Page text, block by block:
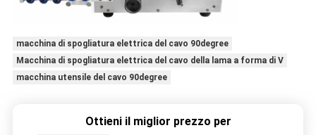
macchina di spogliatura elettrica del cavo 90degree
Macchina di spogliatura elettrica del cavo della lama a forma di V
macchina utensile del cavo 90degree
Ottieni il miglior prezzo per